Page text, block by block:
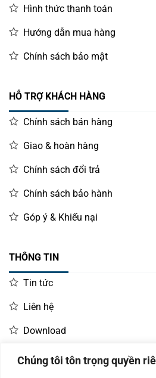
Chúng tôi tôn trọng quyền
Hình thức thanh toán
Hướng dẫn mua hàng
Chính sách bảo mật
HỖ TRỢ KHÁCH HÀNG
Chính sách bán hàng
Giao & hoàn hàng
Chính sách đổi trả
Chính sách bảo hành
Góp ý & Khiếu nại
THÔNG TIN
Tin tức
Liên hệ
Download
LIÊN HỆ MUA HÀNG